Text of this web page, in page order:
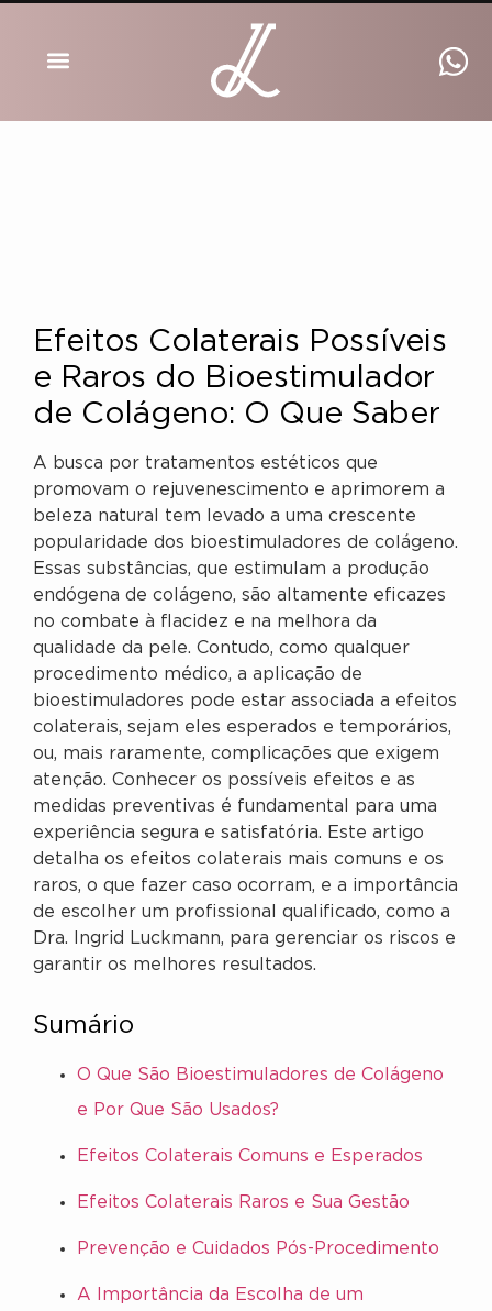
Efeitos Colaterais Possíveis
e Raros do Bioestimulador
de Colágeno: O Que Saber
A busca por tratamentos estéticos que
promovam o rejuvenescimento e aprimorem a
beleza natural tem levado a uma crescente
popularidade dos bioestimuladores de colágeno.
Essas substâncias, que estimulam a produção
endógena de colágeno, são altamente eficazes
no combate à flacidez e na melhora da
qualidade da pele. Contudo, como qualquer
procedimento médico, a aplicação de
bioestimuladores pode estar associada a efeitos
colaterais, sejam eles esperados e temporários,
ou, mais raramente, complicações que exigem
atenção. Conhecer os possíveis efeitos e as
medidas preventivas é fundamental para uma
experiência segura e satisfatória. Este artigo
detalha os efeitos colaterais mais comuns e os
raros, o que fazer caso ocorram, e a importância
de escolher um profissional qualificado, como a
Dra. Ingrid Luckmann, para gerenciar os riscos e
garantir os melhores resultados.
Sumário
O Que São Bioestimuladores de Colágeno
e Por Que São Usados?
Efeitos Colaterais Comuns e Esperados
Efeitos Colaterais Raros e Sua Gestão
Prevenção e Cuidados Pós-Procedimento
A Importância da Escolha de um